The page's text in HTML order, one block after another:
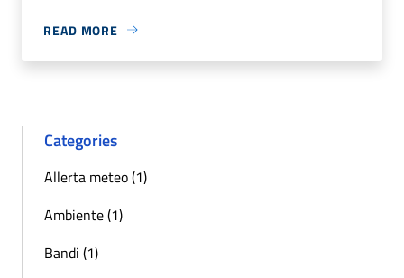
READ MORE
Categories
Allerta meteo (1)
Ambiente (1)
Bandi (1)